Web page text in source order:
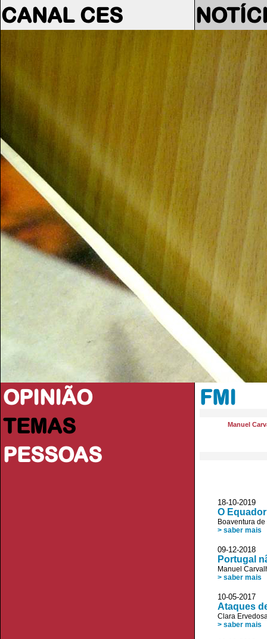
CANAL CES
OPINIÃO
TEMAS
PESSOAS
FMI
Manuel
18-10-
O
Boaventura
> saber mais
09-12-2018
Portugal
Manuel
> saber mais
10-05-
Ataques
Clara
> saber mais